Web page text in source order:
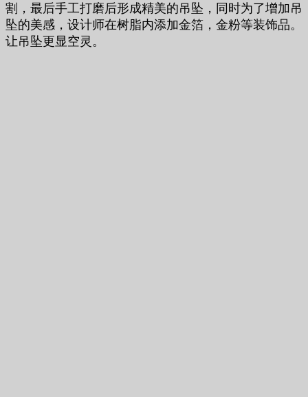
割，最后手工打磨后形成精美的吊坠，同时为了增加吊
坠的美感，设计师在树脂内添加金箔，金粉等装饰品。
让吊坠更显空灵。